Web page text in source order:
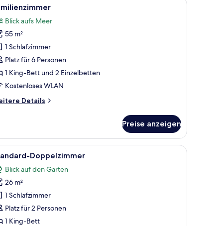
6
Blick aufs Meer
55 m²
1 Schlafzimmer
Platz für 6 Personen
1 King-Bett und 2 Einzelbetten
Kostenloses WLAN
Details
Preise anzeigen
Fernseher und einem Kamin.
großen Bett, einer hölzernen Bank, einem Spiegel und einem
Ein Schlafzimmer mit einem großen Bett,
6 Doppelzimmer
Blick auf den Garten
26 m²
1 Schlafzimmer
Platz für 2 Personen
1 King-Bett